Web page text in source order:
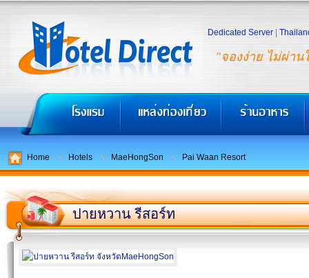
"จองง่าย ไม่ผ่าน
Dedicated Server
Home Hotels MaeHongSon Pai Waan Resort
ปายหวาน รีสอร์ท